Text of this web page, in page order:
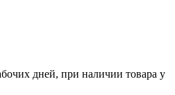
дней, при наличии товара у